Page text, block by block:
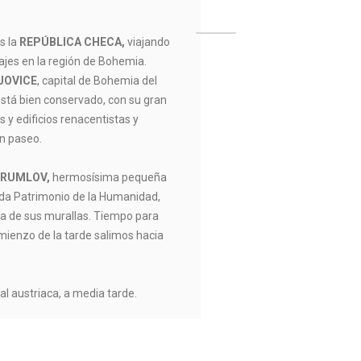
la REPÚBLICA CHECA, viajando
en la región de Bohemia.
, capital de Bohemia del
bien conservado, con su gran
y edificios renacentistas y
paseo.
hermosísima pequeña
Patrimonio de la Humanidad,
de sus murallas. Tiempo para
de la tarde salimos hacia
austriaca, a media tarde.